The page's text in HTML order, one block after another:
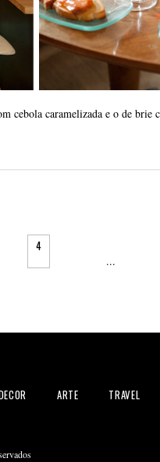
cebola caramelizada e o de brie
4
...
ARTE TRAVEL